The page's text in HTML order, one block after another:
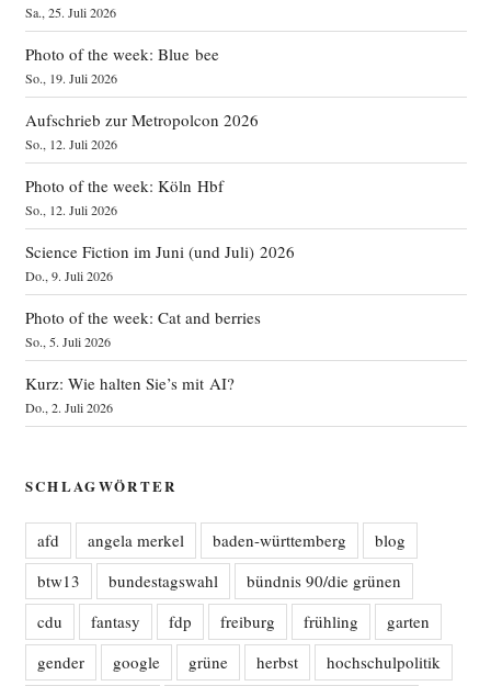
Sa., 25. Juli 2026
Photo of the week: Blue bee
So., 19. Juli 2026
Aufschrieb zur Metropolcon 2026
So., 12. Juli 2026
Photo of the week: Köln Hbf
So., 12. Juli 2026
Science Fiction im Juni (und Juli) 2026
Do., 9. Juli 2026
Photo of the week: Cat and berries
So., 5. Juli 2026
Kurz: Wie halten Sie’s mit AI?
Do., 2. Juli 2026
SCHLAGWÖRTER
afd angela merkel baden-württemberg
blog
btw13
bundestagswahl
bündnis 90/die grünen
cdu
fantasy fdp freiburg frühling
garten
gender
google grüne herbst hochschulpolitik